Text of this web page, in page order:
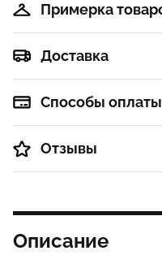
Примерка
Доставка
Способы оплаты
Отзывы
Описание